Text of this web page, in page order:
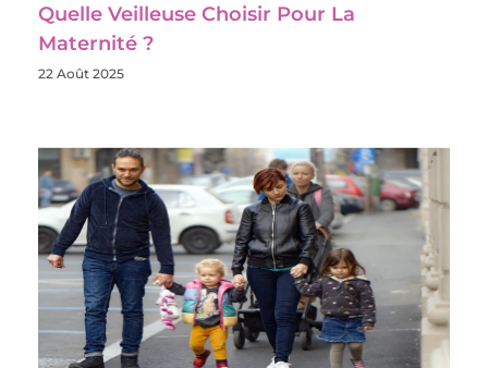
Quelle Veilleuse Choisir Pour La
Maternité ?
22 Août 2025